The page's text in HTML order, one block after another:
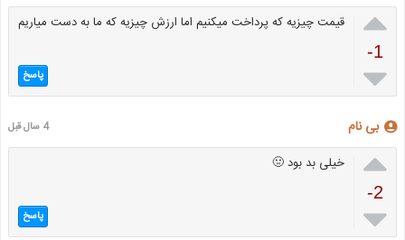

-1

قیمت چیزیه که پرداخت میکنیم اما ارزش چیزیه که ما به دست میاریم
پاسخ
بی نام 4 سال قبل

-2

خیلی بد بود 🤢
پاسخ